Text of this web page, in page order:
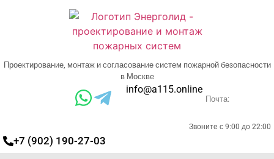
Проектирование, монтаж и согласование систем пожарной безопасности
в Москве
Почта:
info@a115.online
Звоните с 9:00 до 22:00
+7 (902) 190-27-03